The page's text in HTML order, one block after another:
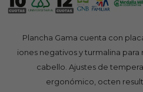
Plancha Gama cuenta con
iones negativos y turmalina
cabello. Ajustes de
ergonómico, octen